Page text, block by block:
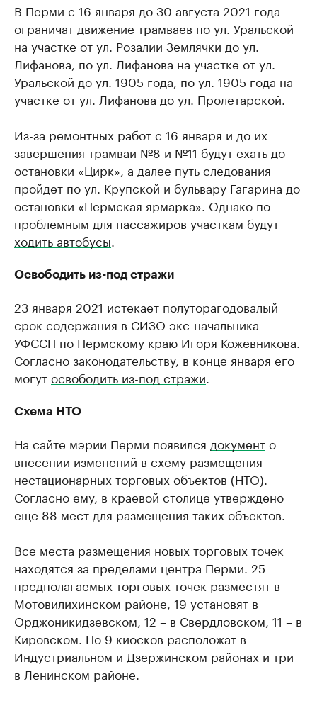
В Перми с 16 января до 30 августа 2021 года
ограничат движение трамваев по ул. Уральской
на участке от ул. Розалии Землячки до ул.
Лифанова, по ул. Лифанова на участке от ул.
Уральской до ул. 1905 года, по ул. 1905 года на
участке от ул. Лифанова до ул. Пролетарской.
Из-за ремонтных работ с 16 января и до их
завершения трамваи №8 и №11 будут ехать до
остановки «Цирк», а далее путь следования
пройдет по ул. Крупской и бульвару Гагарина до
остановки «Пермская ярмарка». Однако по
проблемным для пассажиров участкам будут
ходить автобусы
Освободить из-под стражи
23 января 2021 истекает полуторагодовалый
срок содержания в СИЗО экс-начальника
УФССП по Пермскому краю Игоря Кожевникова.
Согласно законодательству, в конце января его
могутосвободить из-под стражи
Схема НТО
На сайте мэрии Перми появился документо
внесении изменений в схему размещения
нестационарных торговых объектов (НТО).
Согласно ему, в краевой столице утверждено
еще 88 мест для размещения таких объектов.
Все места размещения новых торговых точек
находятся за пределами центра Перми. 25
предполагаемых торговых точек разместят в
Мотовилихинском районе, 19 установят в
Орджоникидзевском, 12 – в Свердловском, 11 – в
Кировском. По 9 киосков расположат в
Индустриальном и Дзержинском районах и три
в Ленинском районе.